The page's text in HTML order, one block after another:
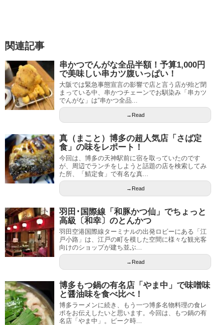
関連記事
串かつでんがな全品半額！予算1,000円
で美味しい串カツ腹いっぱい！
大阪では緊急事態宣言の影響で店と言う店が殆ど閉
まっている中、串かつチェーンでお馴染み「串カツ
でんがな」は“串かつ全品...
→Read
真（まこと）博多の超人気店「さば定
食」の味をレポート！
今回は、博多の天神駅前に宿を取っていたのです
が、周辺でランチをしようと話題の店を検索してみ
た所、「鯖定食」で有名な真...
→Read
羽田･国際線「和豚かつ仙」でちょっと
高級〔和幸〕のとんかつ
羽田空港国際線ターミナルの出発ロビーにある「江
戸小路」は、江戸の町を模した空間に様々な観光客
向けのショップが建ち並ぶ...
→Read
博多もつ鍋の有名店「やま中」で味噌味
と醤油味を食べ比べ！
博多ラーメンに続き、もう一つ博多名物料理の食レ
ポをお伝えしたいと思います。今回は、もつ鍋の有
名店「やま中」。ピーク時...